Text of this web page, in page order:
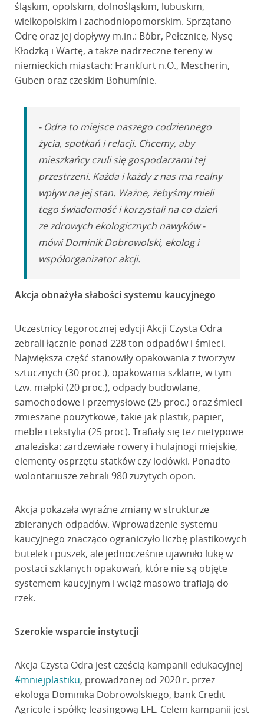
śląskim, opolskim, dolnośląskim, lubuskim,
wielkopolskim i zachodniopomorskim. Sprzątano
Odrę oraz jej dopływy m.in.: Bóbr, Pełcznicę, Nysę
Kłodzką i Wartę, a także nadrzeczne tereny w
niemieckich miastach: Frankfurt n.O., Mescherin,
Guben oraz czeskim Bohumínie.
- Odra to miejsce naszego codziennego
życia, spotkań i relacji. Chcemy, aby
mieszkańcy czuli się gospodarzami tej
przestrzeni. Każda i każdy z nas ma realny
wpływ na jej stan. Ważne, żebyśmy mieli
tego świadomość i korzystali na co dzień
ze zdrowych ekologicznych nawyków -
mówi Dominik Dobrowolski, ekolog i
współorganizator akcji.
Akcja obnażyła słabości systemu kaucyjnego
Uczestnicy tegorocznej edycji Akcji Czysta Odra
zebrali łącznie ponad 228 ton odpadów i śmieci.
Największa część stanowiły opakowania z tworzyw
sztucznych (30 proc.), opakowania szklane, w tym
tzw. małpki (20 proc.), odpady budowlane,
samochodowe i przemysłowe (25 proc.) oraz śmieci
zmieszane poużytkowe, takie jak plastik, papier,
meble i tekstylia (25 proc). Trafiały się też nietypowe
znaleziska: zardzewiałe rowery i hulajnogi miejskie,
elementy osprzętu statków czy lodówki. Ponadto
wolontariusze zebrali 980 zużytych opon.
Akcja pokazała wyraźne zmiany w strukturze
zbieranych odpadów. Wprowadzenie systemu
kaucyjnego znacząco ograniczyło liczbę plastikowych
butelek i puszek, ale jednocześnie ujawniło lukę w
postaci szklanych opakowań, które nie są objęte
systemem kaucyjnym i wciąż masowo trafiają do
rzek.
Szerokie wsparcie instytucji
Akcja Czysta Odra jest częścią kampanii edukacyjnej
#mniejplastiku, prowadzonej od 2020 r. przez
ekologa Dominika Dobrowolskiego, bank Credit
Agricole i spółkę leasingową EFL. Celem kampanii jest